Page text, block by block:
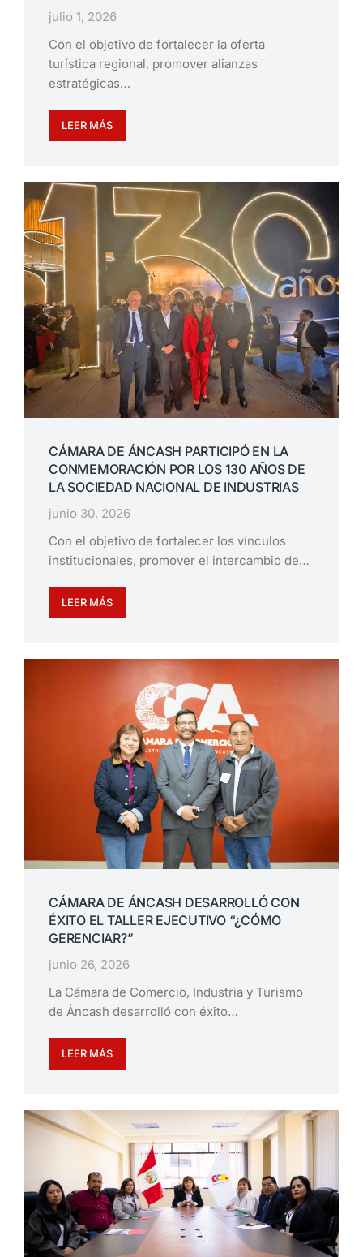
julio 1, 2026
Con el objetivo de fortalecer la oferta
turística regional, promover alianzas
estratégicas…
LEER MÁS
CÁMARA DE ÁNCASH PARTICIPÓ EN LA
CONMEMORACIÓN POR LOS 130 AÑOS DE
LA SOCIEDAD NACIONAL DE INDUSTRIAS
junio 30, 2026
Con el objetivo de fortalecer los vínculos
institucionales, promover el intercambio de…
LEER MÁS
CÁMARA DE ÁNCASH DESARROLLÓ CON
ÉXITO EL TALLER EJECUTIVO “¿CÓMO
GERENCIAR?”
junio 26, 2026
La Cámara de Comercio, Industria y Turismo
de Áncash desarrolló con éxito…
LEER MÁS